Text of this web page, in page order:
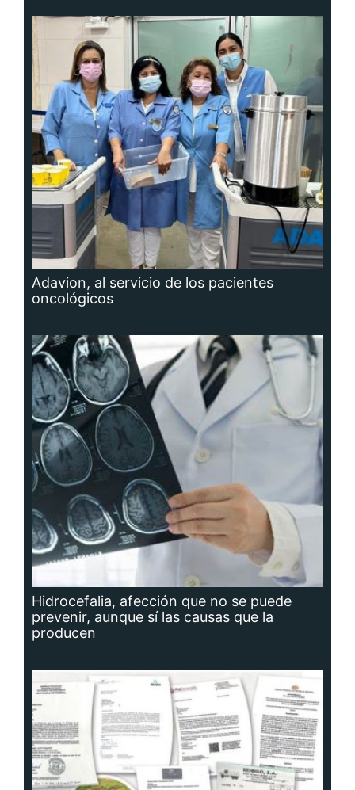
Adavion, al servicio de los pacientes
oncológicos
Hidrocefalia, afección que no se puede
prevenir, aunque sí las causas que la
producen